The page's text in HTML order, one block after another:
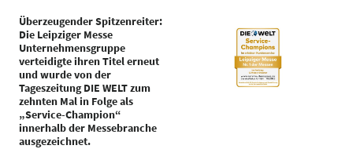
Überzeugender Spitzenreiter:
Die Leipziger Messe
Unternehmensgruppe
verteidigte ihren Titel erneut
und wurde von der
Tageszeitung DIE WELT zum
zehnten Mal in Folge als
„Service-Champion“
innerhalb der Messebranche
ausgezeichnet.